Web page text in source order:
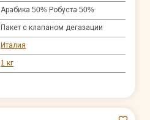
Арабика 50% Робуста 50%
Пакет с клапаном дегазации
Италия
1 кг